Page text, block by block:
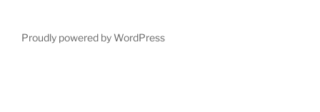
Proudly powered by WordPress